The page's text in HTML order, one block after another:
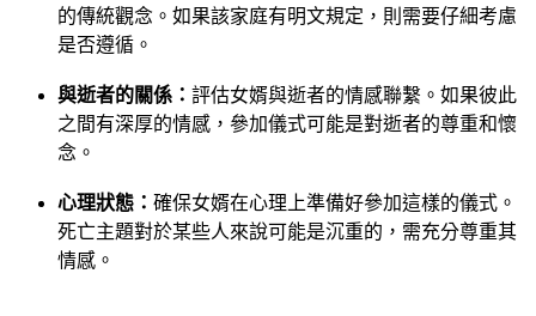
的傳統觀念。如果該家庭有明文規定，則需要仔細考慮
是否遵循。
與逝者的關係： 評估女婿與逝者的情感聯繫。如果彼此
之間有深厚的情感，參加儀式可能是對逝者的尊重和懷
念。
心理狀態： 確保女婿在心理上準備好參加這樣的儀式。
死亡主題對於某些人來說可能是沉重的，需充分尊重其
情感。